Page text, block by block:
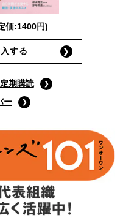
価:1400円)
する
期購読
ー